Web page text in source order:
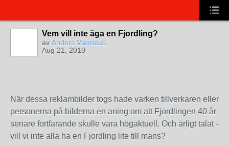
Vem vill inte äga en Fjordling?
av Anders Værnéus
Aug 21, 2010
När dessa reklambilder togs hade varken tillverkaren eller
personerna på bilderna en aning om att Fjordlingen 40 år
senare fortfarande skulle vara högaktuell. Och ärligt talat -
vill vi inte alla ha en Fjordling lite till mans?